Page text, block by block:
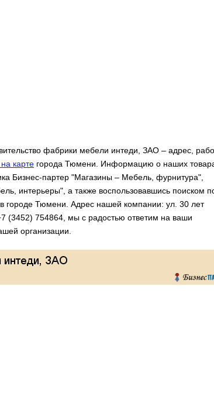
фабрики мебели интеди, ЗАО – адрес,
карте города Тюмени. Информацию о наших
Бизнес-партер "Магазины – Мебель, фурнитура",
интерьеры", а также воспользовавшись поиском
Тюмени. Адрес нашей компании: ул. 30 лет
(3452) 754864, мы с радостью ответим на ваши
организации.